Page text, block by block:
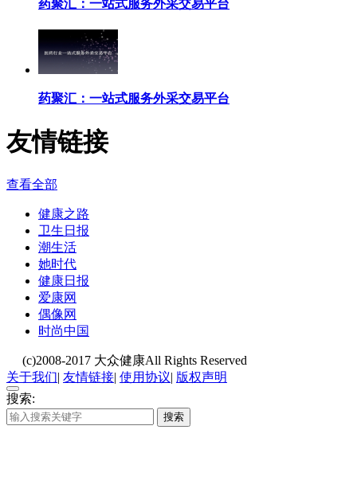
药聚汇：一站式服务外采交易平台
药聚汇：一站式服务外采交易平台
友情链接
查看全部
健康之路
卫生日报
潮生活
她时代
健康日报
爱康网
偶像网
时尚中国
(c)2008-2017 大众健康All Rights Reserved
关于我们| 友情链接| 使用协议| 版权声明
搜索:
搜索